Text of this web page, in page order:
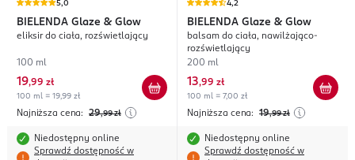
5,0
BIELENDA Glaze & Glow
eliksir do ciała, rozświetlający
100 ml
19,99 zł
100 ml = 19,99 zł
Najniższa cena: 29,99 zł
Niedostępny online
Sprawdź dostępność w
4,2
BIELENDA Glaze & Glow
balsam do ciała, nawilżająco-
rozświetlający
200 ml
13,99 zł
100 ml = 7,00 zł
Najniższa cena: 19,99 zł
Niedostępny online
Sprawdź dostępność w